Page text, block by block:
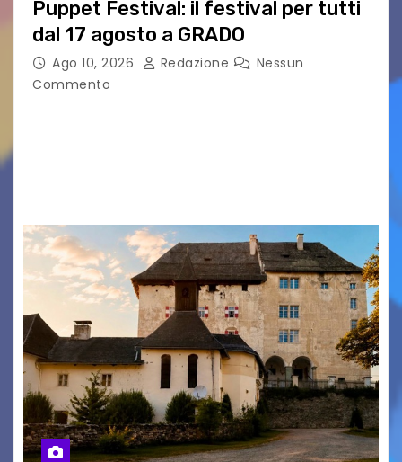
Puppet Festival: il festival per tutti
dal 17 agosto a GRADO
Ago 10, 2026 Redazione
Nessun
Commento